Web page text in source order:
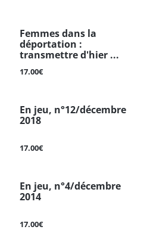
Femmes dans la
déportation :
transmettre d'hier ...
17.00€
En jeu, n°12/décembre
2018
17.00€
En jeu, n°4/décembre
2014
17.00€